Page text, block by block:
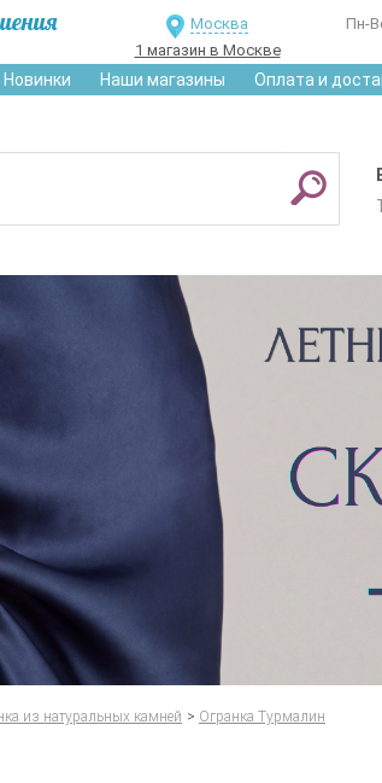
Москва
1 магазин в Москве
Пн-
Новинки Наши магазины Оплата и
из натуральных камней > Огранка Турмалин